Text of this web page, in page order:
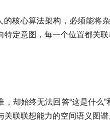
核心算法架构，必须能将
定意图，每一个位置都关联
却始终无法回答“这是什么”
联联想能力的空间语义图谱